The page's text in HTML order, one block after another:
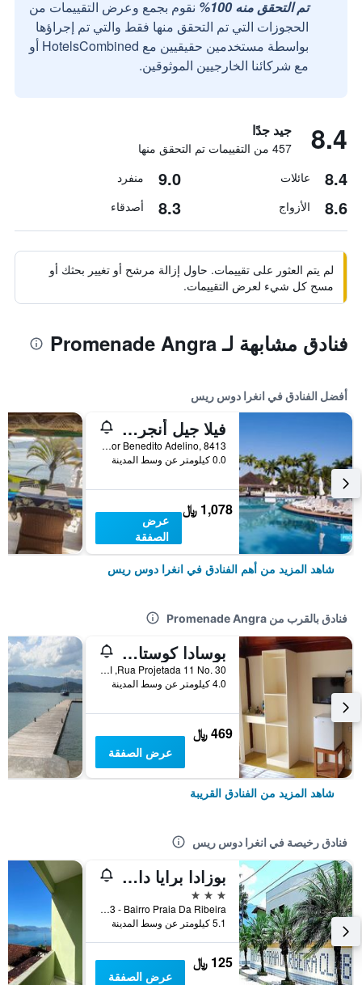
تم التحقق منه 100%
نقوم بجمع وعرض التقييمات من
الحجوزات التي تم التحقق منها فقط والتي تم إجراؤها
بواسطة مستخدمين حقيقيين مع HotelsCombined أو
مع شركائنا الخارجيين الموثوقين.
8.4 جيد جدًا
457 من التقييمات تم التحقق منها
8.4 عائلات 9.0 منفرد
8.6 الأزواج 8.3 أصدقاء
لم يتم العثور على تقييمات. حاول إزالة مرشح أو تغيير بحثك أو
مسح كل شيء لعرض التقييمات.
فنادق مشابهة لـ Promenade Angra
أفضل الفنادق في انغرا دوس ريس
فيلا جيل أنجرا -سشامامل جميع الخدمات
Estrada Vereador Benedito Adelino, 8413, انغرا دوس ريس, البرازيل
0.0 كيلومتر عن وسط المدينة
1,078 ﷼
عرض
الصفقة
شاهد المزيد من أهم الفنادق في انغرا دوس ريس
فنادق بالقرب من Promenade Angra
بوسادا كوستا دو سيب
Rua Projetada 11 No. 30, انغرا دوس ريس, البرازيل
4.0 كيلومتر عن وسط المدينة
469 ﷼
عرض الصفقة
شاهد المزيد من الفنادق القريبة
فنادق رخيصة في انغرا دوس ريس
بوزادا برايا دا هيبيرا كلوبي
3 نجوم
Rua Del Rey, 3 - Bairro Praia Da Ribeira, انغرا دوس ريس, البرازيل
5.1 كيلومتر عن وسط المدينة
125 ﷼
عرض الصفقة